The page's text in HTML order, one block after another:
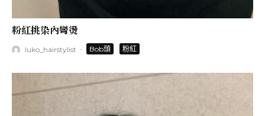
粉紅挑染內彎燙
luko_hairstylist · Bob頭 粉紅